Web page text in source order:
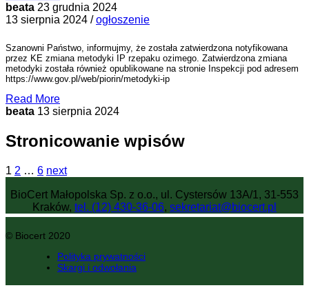
beata 23 grudnia 2024
13 sierpnia 2024 /ogłoszenie
Szanowni Państwo, informujmy, że została zatwierdzona notyfikowana
przez KE zmiana metodyki IP rzepaku ozimego. Zatwierdzona zmiana
metodyki została również opublikowane na stronie Inspekcji pod adresem
https://www.gov.pl/web/piorin/metodyki-ip
Read More
beata 13 sierpnia 2024
Stronicowanie wpisów
1 2 … 6 next
BioCert Małopolska Sp. z o.o., ul. Cystersów 13A/1, 31-553
Kraków, tel. (12) 430-36-06, sekretariat@biocert.pl
© Biocert 2020
Polityka prywatności
Skargi i odwołania